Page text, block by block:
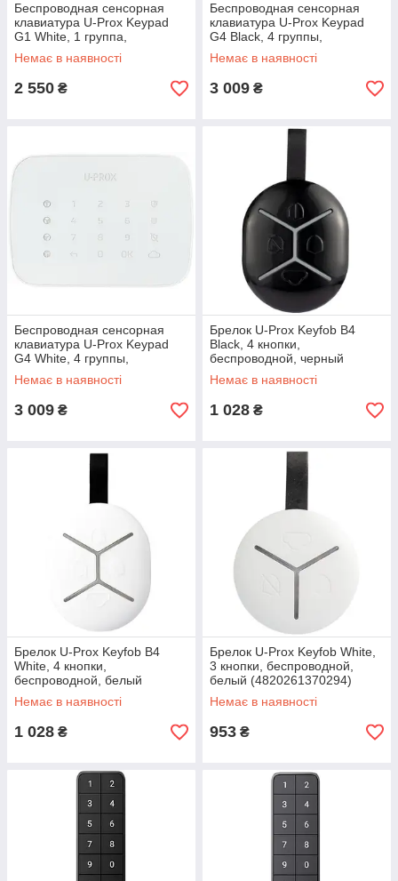
Беспроводная сенсорная
клавиатура U-Prox Keypad
G1 White, 1 группа,
беспроводной, белый
(4820261370133)
Немає в наявності
2 550 ₴
Беспроводная сенсорная
клавиатура U-Prox Keypad
G4 Black, 4 группы,
беспроводной, черный
(4820261370164)
Немає в наявності
3 009 ₴
Беспроводная сенсорная
клавиатура U-Prox Keypad
G4 White, 4 группы,
беспроводной, белый
(4820261370157)
Немає в наявності
3 009 ₴
Брелок U-Prox Keyfob B4
Black, 4 кнопки,
беспроводной, черный
(4820261370478)
Немає в наявності
1 028 ₴
Брелок U-Prox Keyfob B4
White, 4 кнопки,
беспроводной, белый
(4820261370461)
Немає в наявності
1 028 ₴
Брелок U-Prox Keyfob White,
3 кнопки, беспроводной,
белый (4820261370294)
Немає в наявності
953 ₴